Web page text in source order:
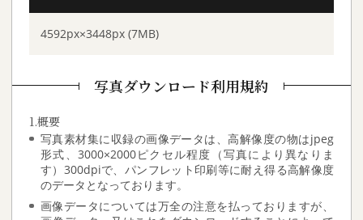
4592px×3448px (7MB)
写真ダウンロード利用規約
1.概要
写真素材集に収録の画像データは、高解像度の物はjpeg
形式、3000×2000ピクセル程度（写真により異なりま
す）300dpiで、パンフレット印刷等に耐え得る高解像度
のデータとなっております。
画像データについては万全の注意を払っておりますが、